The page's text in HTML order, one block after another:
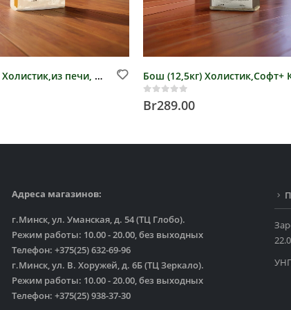
Бош (2.5кг) Холистик,из печи, Оувен Бейкд Говядина, арт. 3395025
0out of 5
Br289.00
Адреса магазинов:
г.Минск, ул. Уманская, д. 54 (ТЦ Глобо).
Режим работы: 10.00 - 20.00, без выходных
Телефон: +375(25) 632-69-96
г.Минск, ул. В. Хоружей, д. 6Б (ТЦ Зеркало).
Режим работы: 10.00 - 20.00, без выходных
Телефон: +375(25) 938-37-30